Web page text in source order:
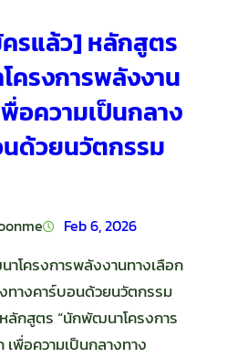
รแล้ว] หลักสูตร
รงการพลังงาน
อความเป็นกลาง
ด้วยนวัตกรรม
Feb 6, 2026
โครงการพลังงานทางเลือก
ทางคาร์บอนด้วยนวัตกรรม
ลักสูตร “นักพัฒนาโครงการ
พื่อความเป็นกลางทาง